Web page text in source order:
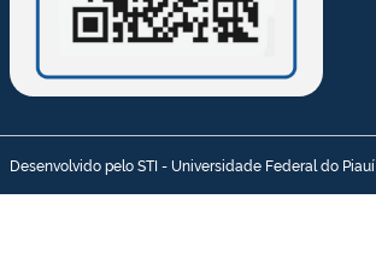
Desenvolvido pelo STI - Universidade Federal do Piauí